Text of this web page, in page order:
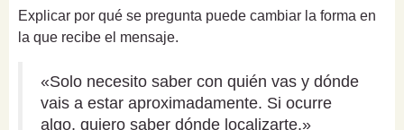
Explicar por qué se pregunta puede cambiar la forma en
la que recibe el mensaje.
«Solo necesito saber con quién vas y dónde
vais a estar aproximadamente. Si ocurre
algo, quiero saber dónde localizarte.»